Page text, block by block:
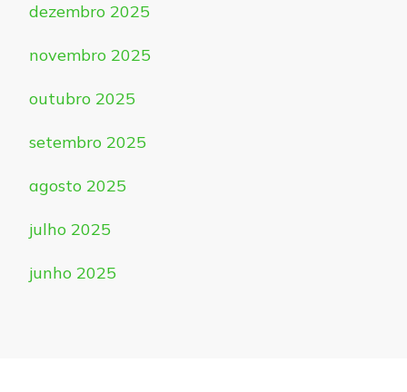
dezembro 2025
novembro 2025
outubro 2025
setembro 2025
agosto 2025
julho 2025
junho 2025